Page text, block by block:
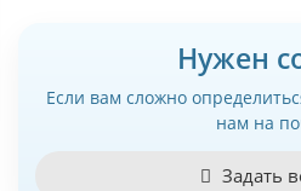
Нужен
Если вам сложно
нам на
Задать